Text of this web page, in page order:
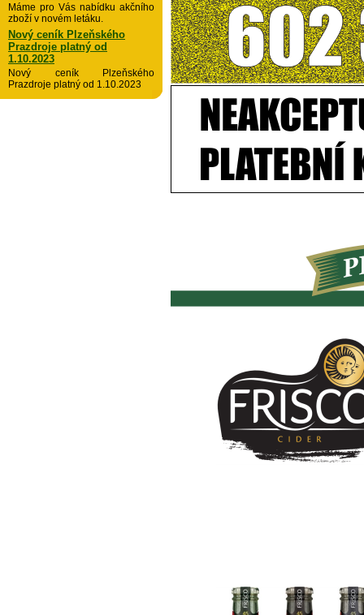
Máme pro Vás nabídku akčního
zboží v novém letáku.
Nový ceník Plzeňského
Prazdroje platný od
1.10.2023
Nový ceník Plzeňského
Prazdroje platný od 1.10.2023